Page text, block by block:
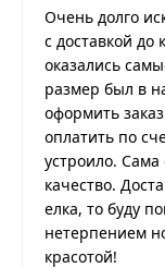
Очень долго
с доставкой
оказались
размер был в
оформить
оплатить по
устроило.
качество.
елка, то буду
нетерпением
красотой!